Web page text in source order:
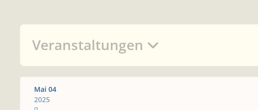
Veranstaltungen
Mai 04
2025